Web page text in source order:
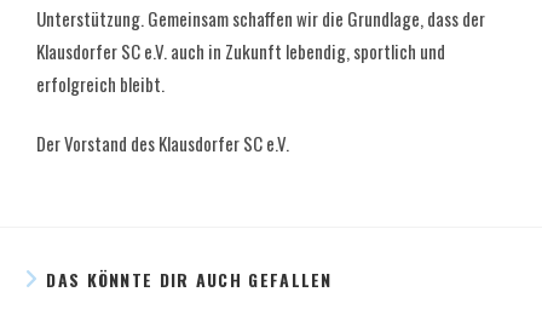
Unterstützung. Gemeinsam schaffen wir die Grundlage, dass der
Klausdorfer SC e.V. auch in Zukunft lebendig, sportlich und
erfolgreich bleibt.
Der Vorstand des Klausdorfer SC e.V.
DAS KÖNNTE DIR AUCH GEFALLEN